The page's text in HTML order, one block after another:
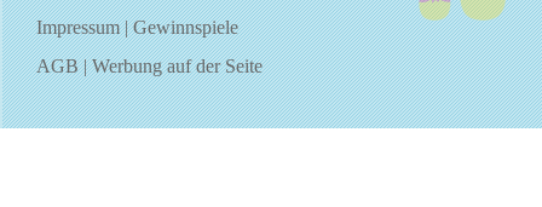
Impressum|Gewinnspiele
AGB|Werbung auf der Seite